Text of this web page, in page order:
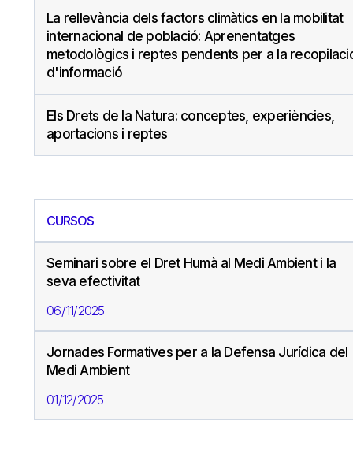
La rellevància dels factors climàtics en la mobilitat
internacional de població: Aprenentatges
metodològics i reptes pendents per a la
d'informació
Els Drets de la Natura: conceptes, experiències,
aportacions i reptes
CURSOS
Seminari sobre el Dret Humà al Medi Ambient i la
seva efectivitat
06/11/2025
Jornades Formatives per a la Defensa Jurídica del
Medi Ambient
01/12/2025